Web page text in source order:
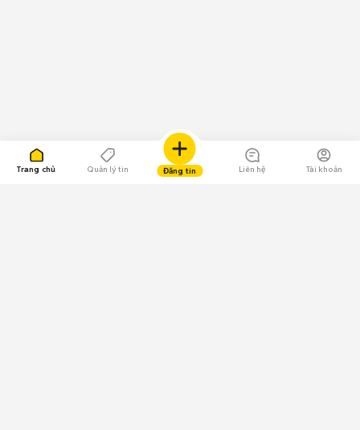
Trang chủ Quản lý tin Đăng tin Liên hệ Tài khoản